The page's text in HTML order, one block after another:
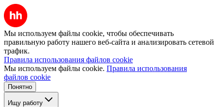
Мы используем файлы cookie, чтобы обеспечивать
правильную работу нашего веб-сайта и анализировать сетевой
трафик.
Правила использования файлов cookie
Мы используем файлы cookie. Правила использования
файлов cookie
Понятно
Ищу работу